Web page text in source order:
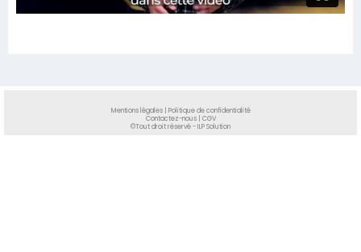
Mentions légales| Politique de confidentialité
Contactez-nous| CGV
©Tout droit réservé - ILP Solution